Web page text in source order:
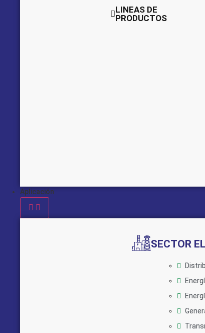
LINEAS DE
PRODUCTOS
Aplicación
SECTOR